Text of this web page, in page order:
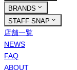
BRANDS
STAFF SNAP
店舗一覧
NEWS
FAQ
ABOUT